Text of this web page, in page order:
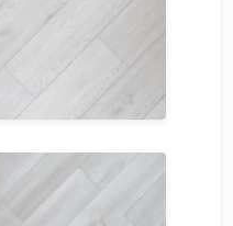
SPC Promo